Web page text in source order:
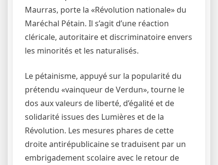
Maurras, porte la «Révolution nationale» du
Maréchal Pétain. Il s’agit d’une réaction
cléricale, autoritaire et discriminatoire envers
les minorités et les naturalisés.
Le pétainisme, appuyé sur la popularité du
prétendu «vainqueur de Verdun», tourne le
dos aux valeurs de liberté, d’égalité et de
solidarité issues des Lumières et de la
Révolution. Les mesures phares de cette
droite antirépublicaine se traduisent par un
embrigadement scolaire avec le retour de